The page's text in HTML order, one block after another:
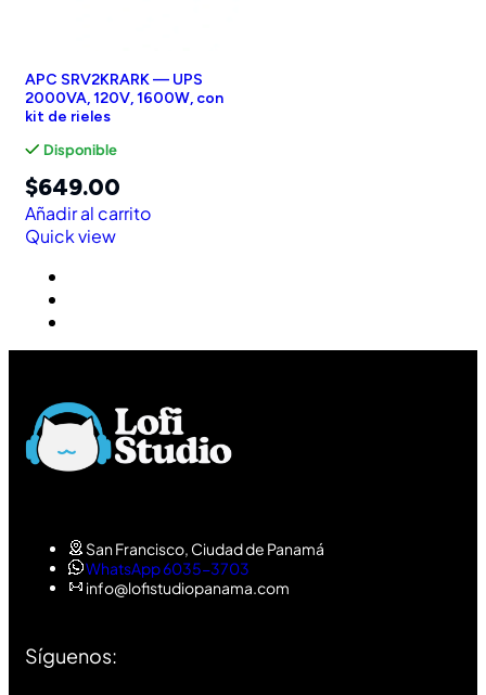
APC SRV2KRARK — UPS
2000VA, 120V, 1600W, con
kit de rieles
Disponible
$649.00
Añadir al carrito
Quick view
San Francisco, Ciudad de Panamá
WhatsApp 6035-3703
info@lofistudiopanama.com
Síguenos: